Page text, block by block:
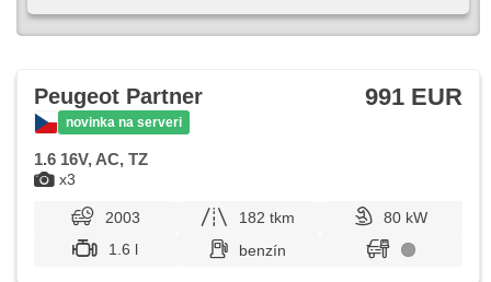
x3
Peugeot Partner
novinka na serveri
991 EUR
1.6 16V, AC, TZ
2003 182 tkm
80 kW
1.6 l
benzín